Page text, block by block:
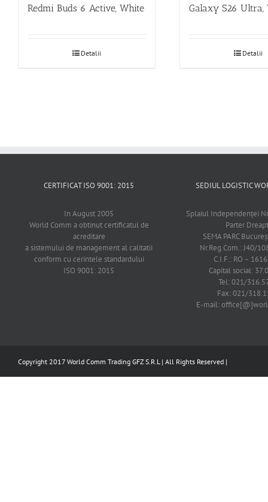
Redmi Buds 6 Active, White
Detalii
Galaxy S26 Ultra,
Detalii
CERTIFICAT ISO 9001: 2015
In August 2005
World Comm a obtinut certificatul de
acreditare
a sistemului de management al calitatii
conform cu cerintele standardului
ISO 9001: 2015
SEDIUL LOGISTIC
Splaiul Independenţei
Parter
SEMA PARC
Nr.Reg.Com.: J40/
C.I.F.: RO –
Capital social:
Tel: 021/
Fax: 021/
E-mail:
Copyright 2017 World Comm Trading GFZ S.R.L | All Rights Reserved |